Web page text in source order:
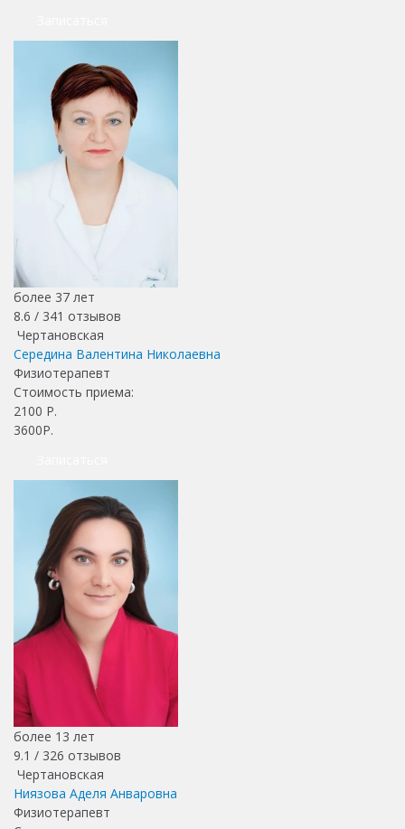
более 37 лет
8.6 / 341 отзывов
Чертановская
Середина Валентина Николаевна
Физиотерапевт
Стоимость приема:
2100 Р.
3600Р.
более 13 лет
9.1 / 326 отзывов
Чертановская
Ниязова Аделя Анваровна
Физиотерапевт